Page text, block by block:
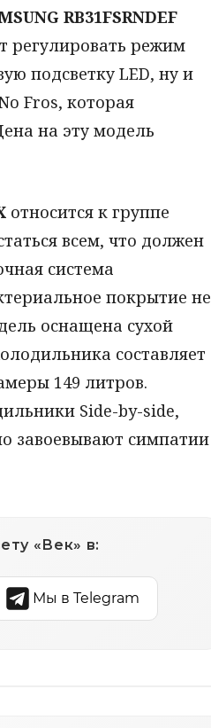
RB31FSRNDEF
регулировать режим
подсветку LED, ну и
Fros, которая
на эту модель
относится к группе
всем, что должен
система
покрытие не
оснащена сухой
составляет
149 литров.
Side-by-side,
завоевывают симпатии
«Век» в:
Мы в Telegram